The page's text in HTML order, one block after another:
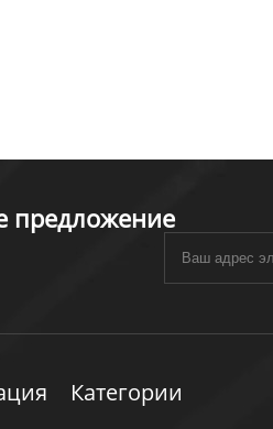
предложение
Категории